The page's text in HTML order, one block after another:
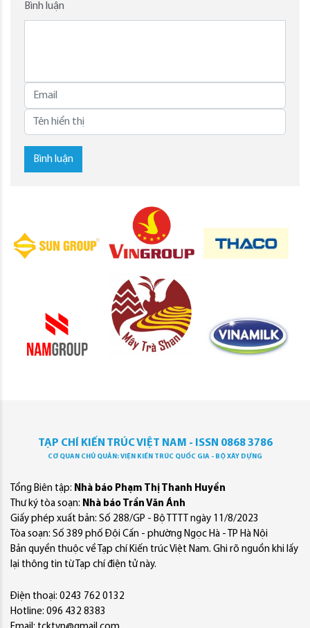
Bình luận
Bình luận
TẠP CHÍ KIẾN TRÚC VIỆT NAM - ISSN 0868 3786
CƠ QUAN CHỦ QUẢN: VIỆN KIẾN TRÚC QUỐC GIA - BỘ XÂY DỰNG
Tổng Biên tập: Nhà báo Phạm Thị Thanh Huyền
Thư ký tòa soạn: Nhà báo Trần Văn Ánh
Giấy phép xuất bản: Số 288/GP - Bộ TTTT ngày 11/8/2023
Tòa soạn: Số 389 phố Đội Cấn - phường Ngọc Hà - TP Hà Nội
Bản quyền thuộc về Tạp chí Kiến trúc Việt Nam. Ghi rõ nguồn khi lấy
lại thông tin từ Tạp chí điện tử này.
Điện thoại: 0243 762 0132
Hotline: 096 432 8383